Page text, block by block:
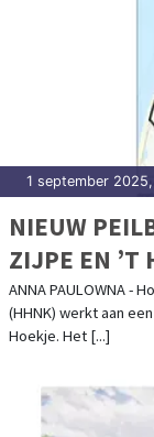
1 september
NIEUW
ZIJPE EN ’T
ANNA PAULOWNA -
(HHNK) werkt aan
Hoekje. Het [...]